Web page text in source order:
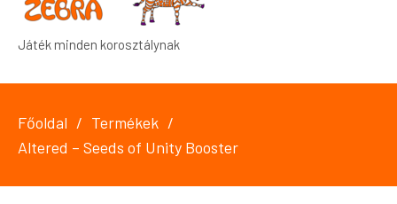
Játék minden korosztálynak
Főoldal
Termékek
Altered – Seeds of Unity Booster